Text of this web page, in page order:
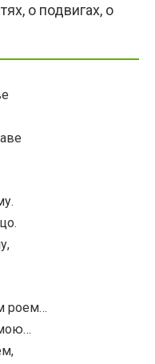
о подвигах, о
роем…